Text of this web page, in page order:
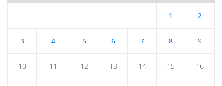
1 2
3 4 5 6 7 8 9
10 11 12 13 14 15 16